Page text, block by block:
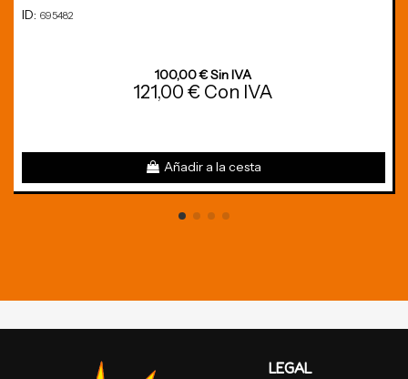
ID: 695482
100,00 € Sin IVA
121,00 € Con IVA
Añadir a la cesta
LEGAL